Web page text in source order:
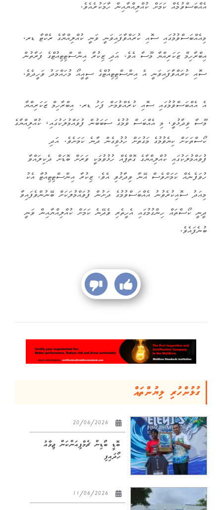
އެއްބަސްވުމެއް ކަމަށް ކުއްލިއްޔާއިން ހާމަކުރެއެވެ.
މިއެއްބަސްވުމުގައި ސޮއި ކުރައްވާފައިވަނީ ވަނީ ކުއްލިއްޔާގެ ރެކްޓާ ޑރ.
އިބްރާހިމް ޒަކަރިއްޔާ މޫސާ އެވެ. އަދި ޒިކުރާ އިންސްޓިޓިއުޓްގެ ފަރާތުން
ސޮއި ކުރައްވާފައިވަނީ އެ އިންސްޓިޓިއުޓްގެ ސީއީއޯ މުހައްމަދު ވަހީދެވެ.
އެ އެއްބަސްވުމުގައި ސޮއި ކުރެއްވުމަށް ފަހު ޑރ. އިބްރާހިމް ޒަކަރިއްޔާ
މޫސާ ވިދާޅުވީ، މި އެއްބަސް ވުމުގެ ސަބަބުން ފުވައްމުލަކުގައި، ކުއްލިއްޔާގެ
ކޯސްތަކަށް ކިޔެވުމުގެ މަގުތަށް ހުޅުވިގެން ދާނެ ކަމަށެވެ. އަދި
ފުވައްމުލަކުގައި ކުއްލިއްޔާގެ ގޮތްޕެއް ހުޅުވުމަކީ ވަރަށް ބޮޑަށް ދެކިލައްވާ
ހުވަފެނެއް ކަމަށްވެސް އޭނާ ވިދާޅުވި އެވެ. ޒިކުރާ އިންސްޓިޓިއުޓާ އެކު
މިއަދު ސޮއިކުރެވުނު އެއްބަސްވުމުގެ ދަށުން ފުވައްމުލަކަށް ބޭނުންވެފައިވާ
ދީނީ ކޯސްތައް ހިންގުމުގައި އެހީތެރި ވެދޭނެ ކަމަށް ކުއްލިއްޔާއިން ވަނީ
ބުނެފައެވެ.
ގުޅުންހުރި ލިޔުންތައް
ބޮޑީ ބޯޑިން ޗެމްޕިއަންކަން ޖިވާއު
ހޯދައިފި